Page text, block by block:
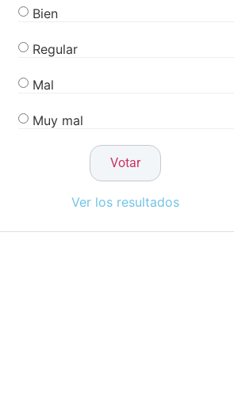
Bien
Regular
Mal
Muy mal
Ver los resultados